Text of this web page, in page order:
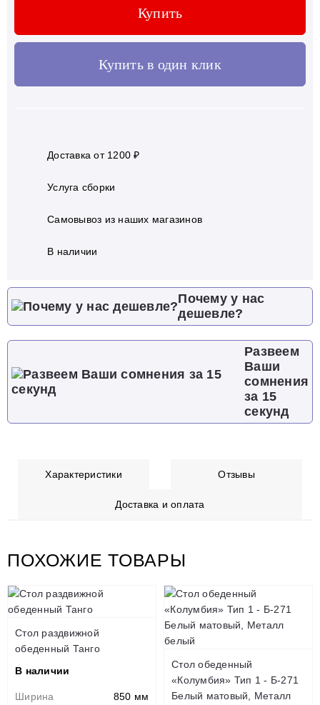
Купить
Купить в один клик
Доставка от 1200 ₽
Услуга сборки
Самовывоз из наших магазинов
В наличии
Почему у нас
дешевле?
Развеем
Ваши
сомнения
за 15
секунд
Характеристики Отзывы
Доставка и оплата
ПОХОЖИЕ ТОВАРЫ
Стол раздвижной
обеденный Танго
В наличии
Ширина 850 мм
Стол обеденный
«Колумбия» Тип 1 - Б-271
Белый матовый, Металл